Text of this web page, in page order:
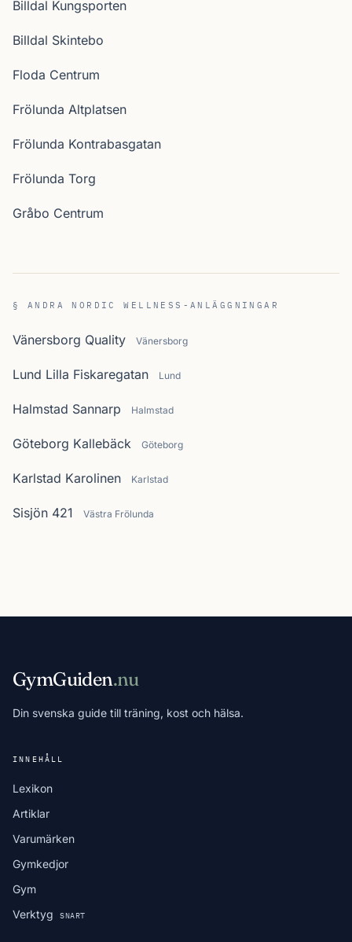
Billdal Kungsporten
Billdal Skintebo
Floda Centrum
Frölunda Altplatsen
Frölunda Kontrabasgatan
Frölunda Torg
Gråbo Centrum
§ ANDRA NORDIC WELLNESS-ANLÄGGNINGAR
Vänersborg Quality Vänersborg
Lund Lilla Fiskaregatan Lund
Halmstad Sannarp Halmstad
Göteborg Kallebäck Göteborg
Karlstad Karolinen Karlstad
Sisjön 421 Västra Frölunda
GymGuiden.nu
Din svenska guide till träning, kost och hälsa.
INNEHÅLL
Lexikon
Artiklar
Varumärken
Gymkedjor
Gym
Verktyg
SNART